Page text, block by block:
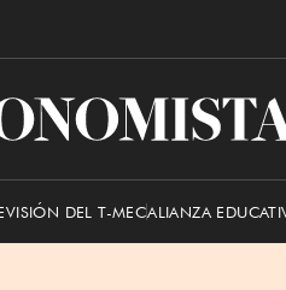
El
DEL T-MECALIANZA